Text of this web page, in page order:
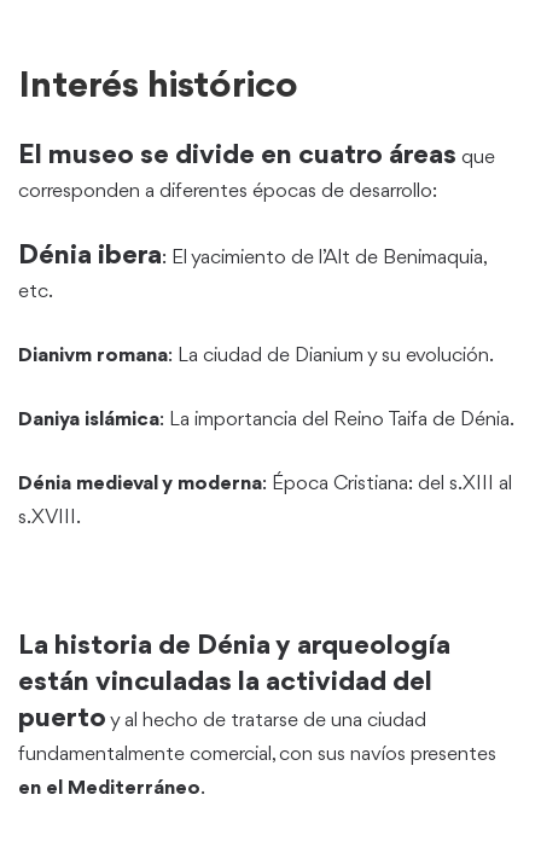
Interés histórico
El museo se divide en cuatro áreas que
corresponden a diferentes épocas de desarrollo:
Dénia ibera: El yacimiento de l’Alt de Benimaquia,
etc.
Dianivm romana: La ciudad de Dianium y su evolución.
Daniya islámica: La importancia del Reino Taifa de Dénia.
Dénia medieval y moderna: Época Cristiana: del s.XIII al
s.XVIII.
La historia de Dénia y arqueología
están vinculadas la actividad del
puerto y al hecho de tratarse de una ciudad
fundamentalmente comercial, con sus navíos presentes
en el Mediterráneo.